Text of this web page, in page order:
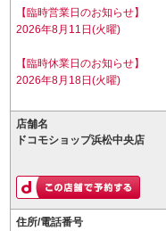
【臨時営業日のお知らせ】
2026年8月11日(火曜)
【臨時休業日のお知らせ】
2026年8月18日(火曜)
店舗名
ドコモショップ浜松中央店
住所/電話番号